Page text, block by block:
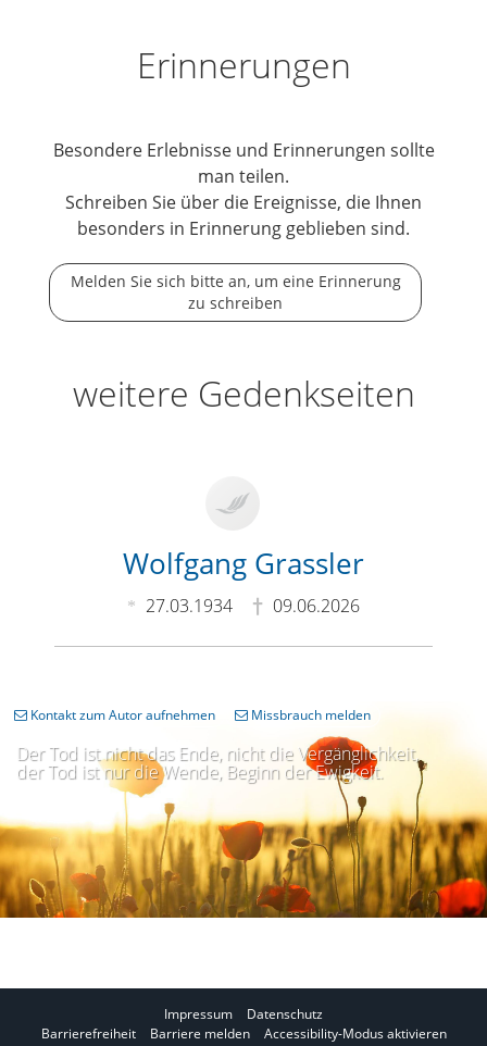
Erinnerungen
Besondere Erlebnisse und Erinnerungen sollte
man teilen.
Schreiben Sie über die Ereignisse, die Ihnen
besonders in Erinnerung geblieben sind.
Melden Sie sich bitte an, um eine Erinnerung
zu schreiben
weitere Gedenkseiten
Wolfgang Grassler
27.03.1934 09.06.2026
Der Tod ist nicht das Ende, nicht die Vergänglichkeit,
der Tod ist nur die Wende, Beginn der Ewigkeit.
Kontakt zum Autor aufnehmen Missbrauch melden
Impressum
Datenschutz
Barrierefreiheit
Barriere melden
IAccessibility-Modus aktivieren